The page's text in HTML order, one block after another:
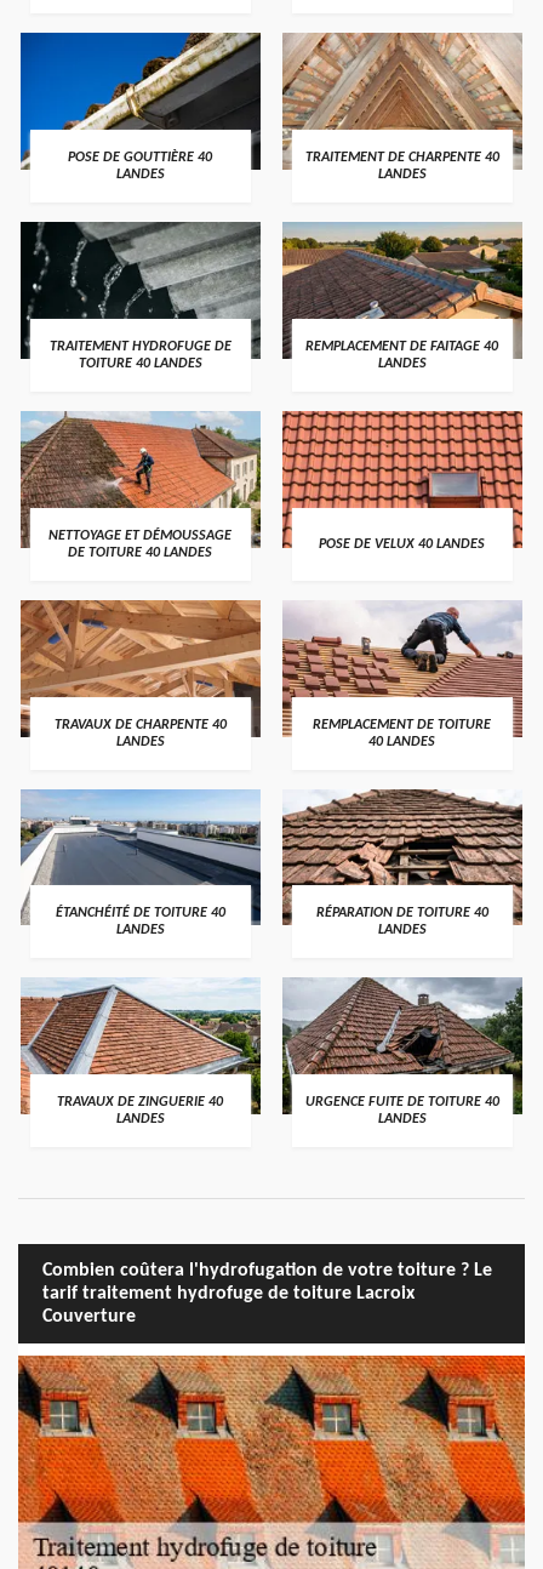
POSE DE GOUTTIÈRE 40
LANDES
TRAITEMENT DE CHARPENTE 40
LANDES
TRAITEMENT HYDROFUGE DE
TOITURE 40 LANDES
REMPLACEMENT DE FAITAGE 40
LANDES
NETTOYAGE ET DÉMOUSSAGE
DE TOITURE 40 LANDES
POSE DE VELUX 40 LANDES
TRAVAUX DE CHARPENTE 40
LANDES
REMPLACEMENT DE TOITURE
40 LANDES
ÉTANCHÉITÉ DE TOITURE 40
LANDES
RÉPARATION DE TOITURE 40
LANDES
TRAVAUX DE ZINGUERIE 40
LANDES
URGENCE FUITE DE TOITURE 40
LANDES
Combien coûtera l'hydrofugation de votre toiture ? Le
tarif traitement hydrofuge de toiture Lacroix
Couverture